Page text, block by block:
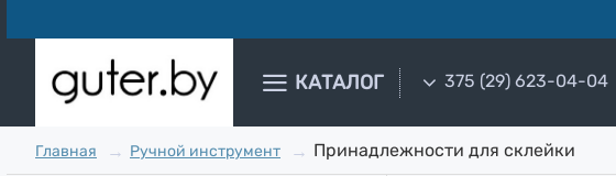
КАТАЛОГ 375 (29) 623-04-04
Главная Ручной инструмент Принадлежности для склейки